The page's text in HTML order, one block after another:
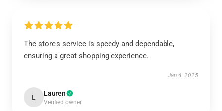
The store's service is speedy and dependable,
ensuring a great shopping experience.
Jan 4, 2025
L Lauren
Verified owner